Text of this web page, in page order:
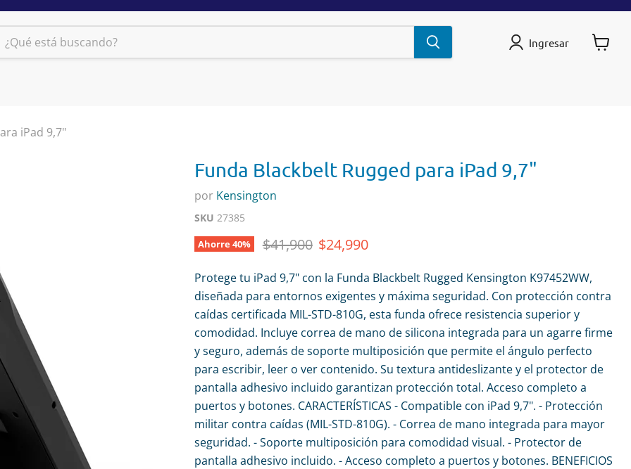
Ingresar
iPad 9,7"
Funda Blackbelt Rugged para iPad 9,7"
por Kensington
SKU 27385
Ahorre40% Precio original
$41,900 Precio actual
$24,990
Protege tu iPad 9,7" con la Funda Blackbelt Rugged Kensington K97452WW,
diseñada para entornos exigentes y máxima seguridad. Con protección contra
caídas certificada MIL-STD-810G, esta funda ofrece resistencia superior y
comodidad. Incluye correa de mano de silicona integrada para un agarre firme
y seguro, además de soporte multiposición que permite el ángulo perfecto
para escribir, leer o ver contenido. Su textura antideslizante y el protector de
pantalla adhesivo incluido garantizan protección total. Acceso completo a
puertos y botones. CARACTERÍSTICAS - Compatible con iPad 9,7". - Protección
militar contra caídas (MIL-STD-810G). - Correa de mano integrada para mayor
seguridad. - Soporte multiposición para comodidad visual. - Protector de
pantalla adhesivo incluido. - Acceso completo a puertos y botones. BENEFICIOS